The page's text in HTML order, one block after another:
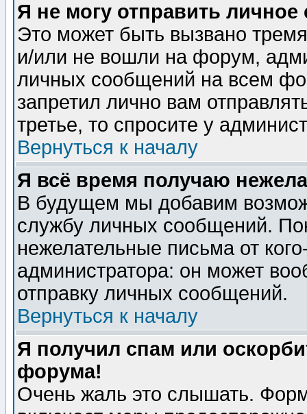
Я не могу отправить
Это может быть вызвано
и/или не вошли на форум,
личных сообщений на всем
запретил лично вам
третье, то спросите у
Вернуться к началу
Я всё время получаю
В будущем мы добавим
службу личных сообщений.
нежелательные письма от
администратора: он может
отправку личных сообщений.
Вернуться к началу
Я получил спам или
форума!
Очень жаль это слышать.